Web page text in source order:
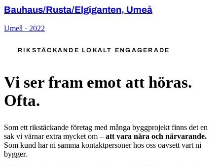
Bauhaus/Rusta/Elgiganten, Umeå
Umeå · 2022
RIKSTÄCKANDE LOKALT ENGAGERADE
Vi ser fram emot att höras.
Ofta.
Som ett rikstäckande företag med många byggprojekt finns det en
sak vi värnar extra mycket om – att vara nära och närvarande.
Som kund har ni samma kontaktpersoner hos oss oavsett vart ni
bygger.